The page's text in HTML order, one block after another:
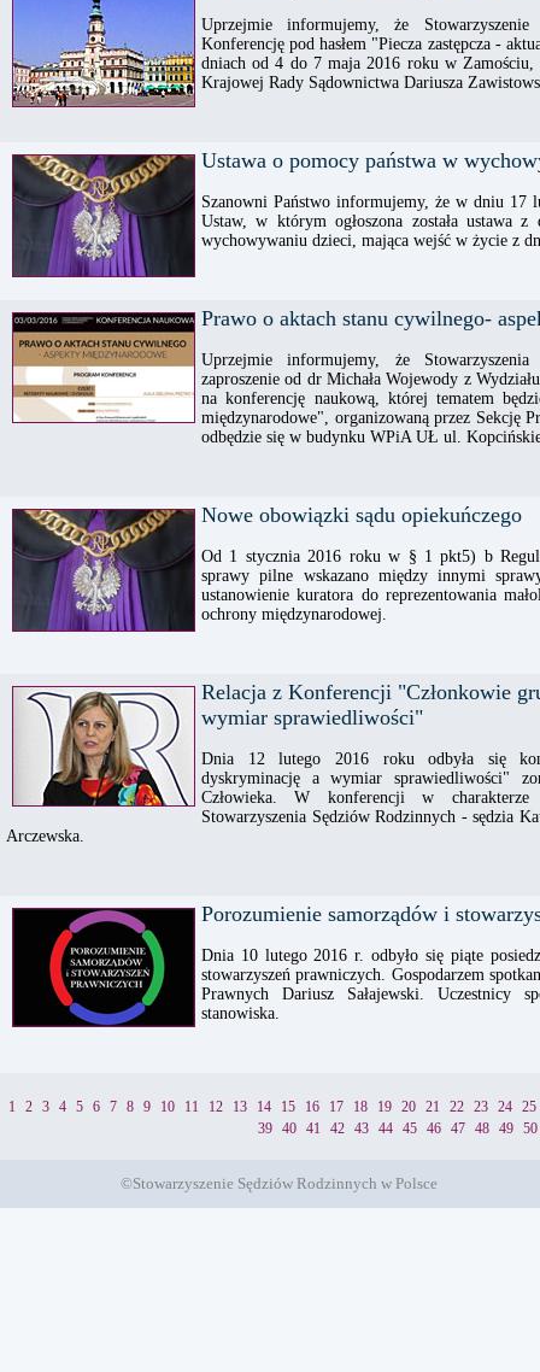
Uprzejmie informujemy, że
Konferencję pod hasłem "Piecza zastępcza -
dniach od 4 do 7 maja 2016 roku w Zamościu,
Krajowej Rady Sądownictwa Dariusza
Ustawa o pomocy państwa w
Szanowni Państwo informujemy, że w dniu 17
Ustaw, w którym ogłoszona została
wychowywaniu dzieci, mająca wejść w życie z
Prawo o aktach stanu cywilnego-
Uprzejmie informujemy, że
zaproszenie od dr Michała Wojewody z
na konferencję naukową, której tematem
międzynarodowe", organizowaną przez Sekcję
odbędzie się w budynku WPiA UŁ ul.
Nowe obowiązki sądu opiekuńczego
Od 1 stycznia 2016 roku w § 1 pkt5) b
sprawy pilne wskazano między innymi
ustanowienie kuratora do reprezentowania
ochrony międzynarodowej.
Relacja z Konferencji "Członkowie
wymiar sprawiedliwości"
Dnia 12 lutego 2016 roku odbyła się
dyskryminację a wymiar sprawiedliwości"
Człowieka. W konferencji w charakterze
Stowarzyszenia Sędziów Rodzinnych - sędzia
Arczewska.
Porozumienie samorządów i
Dnia 10 lutego 2016 r. odbyło się piąte
stowarzyszeń prawniczych. Gospodarzem
Prawnych Dariusz Sałajewski. Uczestnicy
stanowiska.
1 2 3 4 5 6 7 8 9 10 11 12 13 14 15 16 17 18 19 20 21 22 23 24
25
39
40 41 42 43 44 45 46 47 48 49 50
©Stowarzyszenie Sędziów Rodzinnych w Polsce